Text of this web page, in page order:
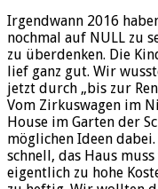
Irgendwann 2016
nochmal auf NULL zu
zu überdenken. Die
lief ganz gut. Wir
jetzt durch „bis zur
Vom Zirkuswagen im
House im Garten der
möglichen Ideen
schnell, das Haus
eigentlich zu hohe